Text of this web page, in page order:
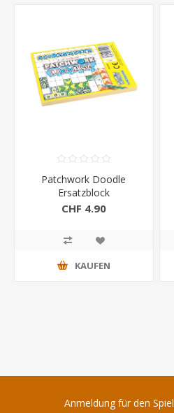
Patchwork Doodle
Ersatzblock
CHF 4.90
KAUFEN
Anmeldung für den